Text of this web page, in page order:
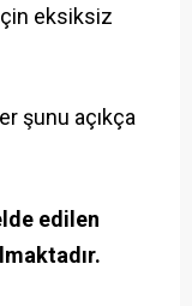
eksiksiz
şunu açıkça
edilen